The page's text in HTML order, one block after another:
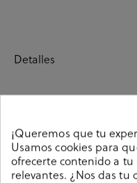
Detalles
Referencia 218300
¡Queremos que tu
Usamos cookies para
ofrecerte contenido a
relevantes. ¿Nos das